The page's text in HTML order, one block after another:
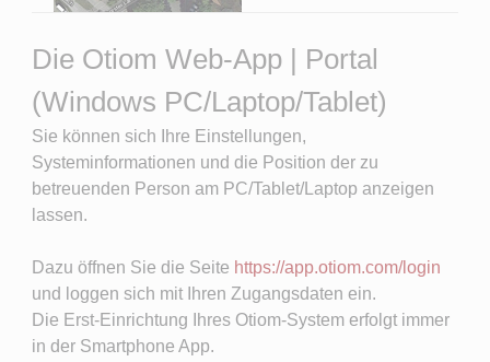
Die Otiom Web-App | Portal
(Windows PC/Laptop/Tablet)
Sie können sich Ihre Einstellungen,
Systeminformationen und die Position der zu
betreuenden Person am PC/Tablet/Laptop anzeigen
lassen.
Dazu öffnen Sie die Seite https://app.otiom.com/login
und loggen sich mit Ihren Zugangsdaten ein.
Die Erst-Einrichtung Ihres Otiom-System erfolgt immer
in der Smartphone App.